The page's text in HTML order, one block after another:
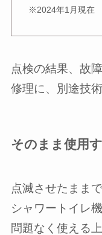
※2024年1月現在
点検の結果、故
修理に、別途技
そのまま使用
点滅させたまま
シャワートイレ
問題なく使える上